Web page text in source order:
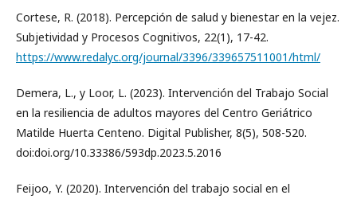
Cortese, R. (2018). Percepción de salud y bienestar en la vejez.
Subjetividad y Procesos Cognitivos, 22(1), 17-42.
https://www.redalyc.org/journal/3396/339657511001/html/
Demera, L., y Loor, L. (2023). Intervención del Trabajo Social
en la resiliencia de adultos mayores del Centro Geriátrico
Matilde Huerta Centeno. Digital Publisher, 8(5), 508-520.
doi:doi.org/10.33386/593dp.2023.5.2016
Feijoo, Y. (2020). Intervención del trabajo social en el